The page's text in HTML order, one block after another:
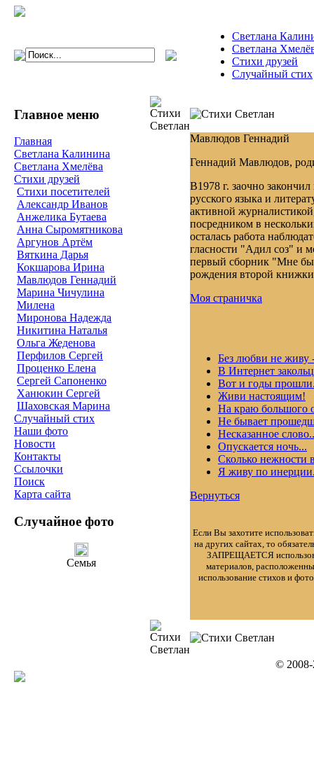
Светлана
Светлана
Стихи друзей
Случайный стих
Главное меню
Главная
Светлана Калинина
Светлана Хмелёва
Стихи друзей
Стихи посетителей
Александр Иванов
Анжелика Бутаева
Анна Сыромятникова
Аргунов Артём
Вяткина Дарья
Кокшарова Ирина
Мавлюдов Геннадий
Марина Чичулина
Милена
Миронова Надежда
Никитина Наталья
Ольга Жеденова
Перфилов Сергей
Проценко Елена
Сергей Сапоненко
Ханюкин Сергей
Шаховская Марина
Случайный стих
Наши фото
Новости
Контакты
Ссылочки
Поиск
Карта сайта
Случайное фото
Семья
Мавлюдов Геннадий
Геннадий Мавлюдов,
В1978 г. заочно
русского языка и
активной
посредником в
осталась работа
гласности "Адил соз" и
первый сборник "Мне бы
рождения второй
Моя страничка
Без любви не
В Интернет
Вот и годы
Живи настоящим!
На краю большого
Не бывает
Несказанное
Опускается ночь...
Сколько нежности
Я живу по
Вернуться
Если Вы захотите
на других сайтах, то
ЗАПРЕЩАЕТСЯ
материалов,
использование стихов и
©